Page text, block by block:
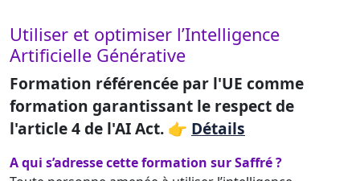
Utiliser et optimiser l’Intelligence
Artificielle Générative
Formation référencée par l'UE comme
formation garantissant le respect de
l'article 4 de l'AI Act. 👉 Détails
A qui s’adresse cette formation sur Saffré ?